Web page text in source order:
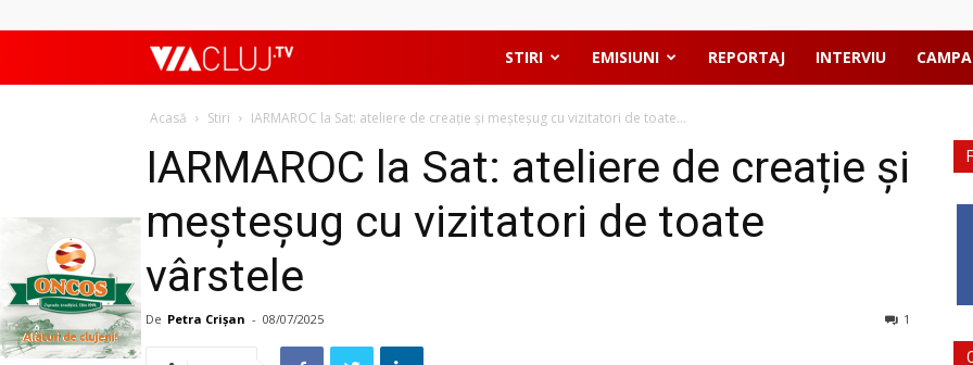
ViaClujTV STIRI EMISIUNI REPORTAJ INTERVIU
Acasă Stiri IARMAROC la Sat: ateliere de creație și meșteșug cu vizitatori de toate...
IARMAROC la Sat: ateliere de creație și
meșteșug cu vizitatori de toate
vârstele
De Petra Crișan - 08/07/2025 1